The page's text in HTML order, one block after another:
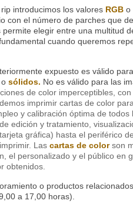
introducimos los valores RGB o
con el número de parches que
elegir entre una multitud
cuando queremos
expuesto es válido
o sólidos. No es válido para las
de color imperceptibles,
imprimir cartas de color
y calibración óptima de
edición y tratamiento,
gráfica) hasta el periférico
Las cartas de colorson
el personalizado y el público en
obtenidos.
o productos
a 17,00 horas).